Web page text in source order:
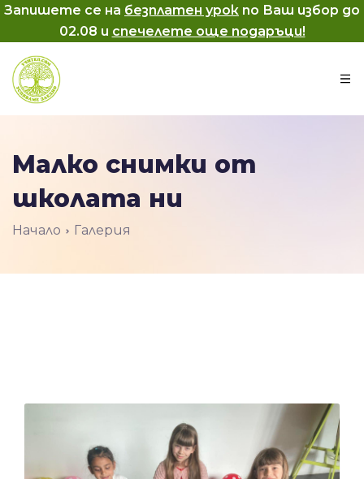
Запишете се на безплатен урок по Ваш избор до
02.08 и спечелете още подаръци!
Малко снимки от
школата ни
Начало Галерия